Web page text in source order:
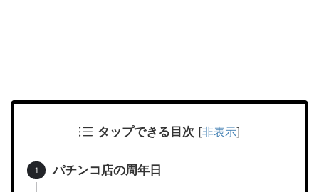
タップできる目次 [非表示]
パチンコ店の周年日